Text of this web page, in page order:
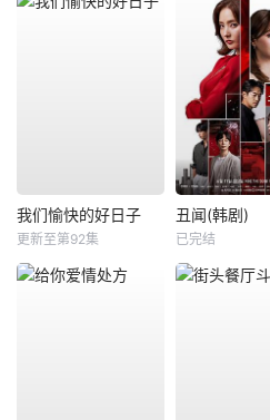
我们愉快的好日子
更新至第92集
丑闻(韩剧)
已完结